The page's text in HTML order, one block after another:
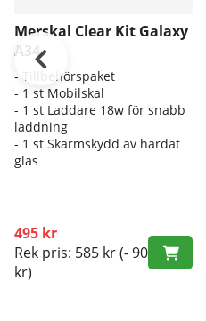
Merskal Clear Kit Galaxy
A34
- Tillbehörspaket
- 1 st Mobilskal
- 1 st Laddare 18w för snabb
laddning
- 1 st Skärmskydd av härdat
glas
495 kr
Rek pris: 585 kr(- 90
kr)